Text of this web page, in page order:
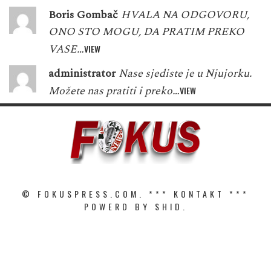
Boris Gombač HVALA NA ODGOVORU,
ONO STO MOGU, DA PRATIM PREKO
VASE…VIEW
administrator Nase sjediste je u Njujorku.
Možete nas pratiti i preko…VIEW
© FOKUSPRESS.COM. *** KONTAKT
***
POWERD BY SHID.